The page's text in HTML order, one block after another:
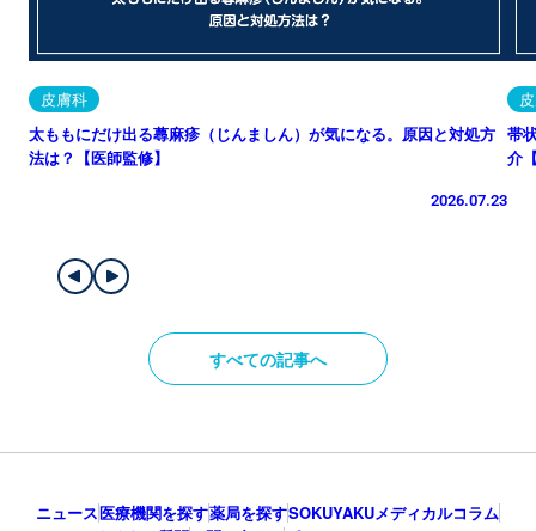
皮膚科
太ももにだけ出る蕁麻疹（じんましん）が気になる。原因と対処方
法は？【医師監修】
2026.07.23
帯
介
すべての記事へ
ニュース医療機関を探す薬局を探すSOKUYAKUメディカルコラム